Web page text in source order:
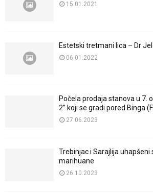
15.01.2021
Estetski tretmani lica – Dr
06.01.2022
Počela prodaja stanova u 7.
2” koji se gradi pored Binga
27.06.2023
Trebinjac i Sarajlija uhapšeni
marihuane
26.10.2023